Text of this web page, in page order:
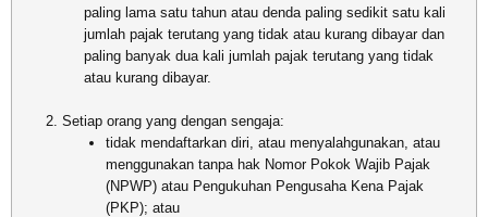
paling lama satu tahun atau denda paling sedikit satu kali
jumlah pajak terutang yang tidak atau kurang dibayar dan
paling banyak dua kali jumlah pajak terutang yang tidak
atau kurang dibayar.
Setiap orang yang dengan sengaja:
tidak mendaftarkan diri, atau menyalahgunakan, atau
menggunakan tanpa hak Nomor Pokok Wajib Pajak
(NPWP) atau Pengukuhan Pengusaha Kena Pajak
(PKP); atau